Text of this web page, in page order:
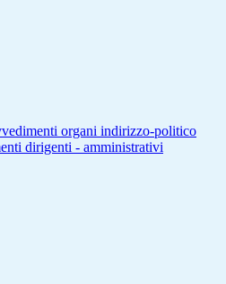
organi indirizzo-politico
dirigenti - amministrativi